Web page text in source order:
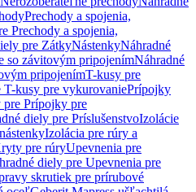
Prechody a spojenia,
Prechody a spojenia,
pre ZátkyNástenkyNáhradné
so závitovým pripojenímNáhradné
pripojenímT-kusy pre
T-kusy pre vykurovaniePrípojky
pre Prípojky pre
diely pre PríslušenstvoIzolácie
Izolácia pre rúry a
pre rúryUpevnenia pre
diely pre Upevnenia pre
skrutiek pre prírubové